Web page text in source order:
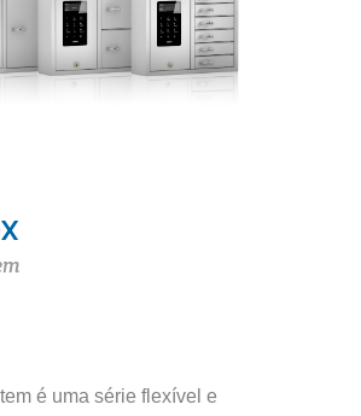
é uma série flexível e